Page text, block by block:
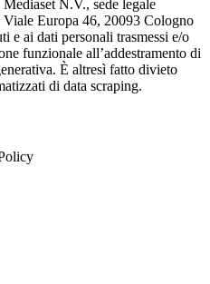
N.V., sede legale
Europa 46, 20093 Cologno
e ai dati personali trasmessi e/o
funzionale all’addestramento di
È altresì fatto divieto
di data scraping.